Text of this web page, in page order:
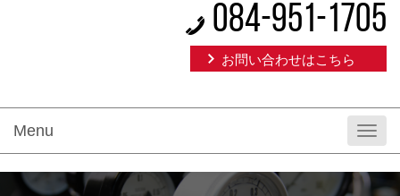
084-951-1705
お問い合わせはこちら
Menu